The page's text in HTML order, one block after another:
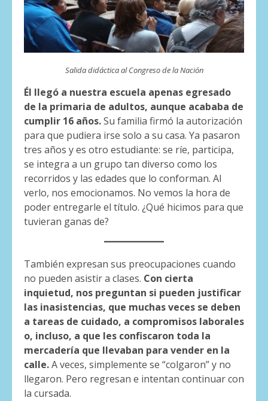
Salida didáctica al Congreso de la Nación
Él llegó a nuestra escuela apenas egresado
de la primaria de adultos, aunque acababa de
cumplir 16 años.Su familia firmó la autorización
para que pudiera irse solo a su casa. Ya pasaron
tres años y es otro estudiante: se ríe, participa,
se integra a un grupo tan diverso como los
recorridos y las edades que lo conforman. Al
verlo, nos emocionamos. No vemos la hora de
poder entregarle el título. ¿Qué hicimos para que
tuvieran ganas de?
También expresan sus preocupaciones cuando
no pueden asistir a clases. Con cierta
inquietud, nos preguntan si pueden justificar
las inasistencias, que muchas veces se deben
a tareas de cuidado, a compromisos laborales
o, incluso, a que les confiscaron toda la
mercadería que llevaban para vender en la
calle.A veces, simplemente se “colgaron” y no
llegaron. Pero regresan e intentan continuar con
la cursada.